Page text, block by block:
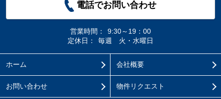
電話でお問い合わせ
営業時間：
9:30～19：00
定休日：
毎週 火・水曜日
ホーム 会社概要
お問い合わせ 物件リクエスト